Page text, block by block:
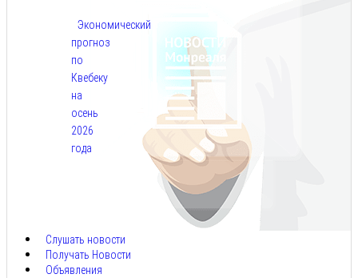
Экономический
прогноз
по
Квебеку
на
осень
2026
года
Слушать новости
Получать Новости
Объявления